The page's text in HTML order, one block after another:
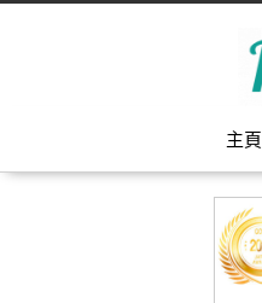
主頁